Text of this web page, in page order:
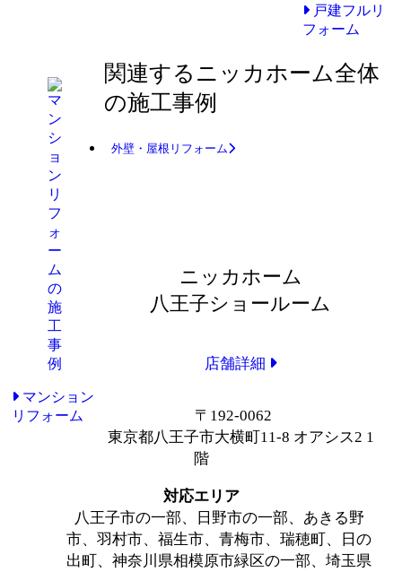
戸建フルリ
フォーム
マンション
リフォーム
関連するニッカホーム全体
の施工事例
外壁・屋根リフォーム
ニッカホーム
八王子ショールーム
店舗詳細
〒192-0062
東京都八王子市大横町11-8 オアシス2 1
階
対応エリア
八王子市の一部、日野市の一部、あきる野
市、羽村市、福生市、青梅市、瑞穂町、日の
出町、神奈川県相模原市緑区の一部、埼玉県